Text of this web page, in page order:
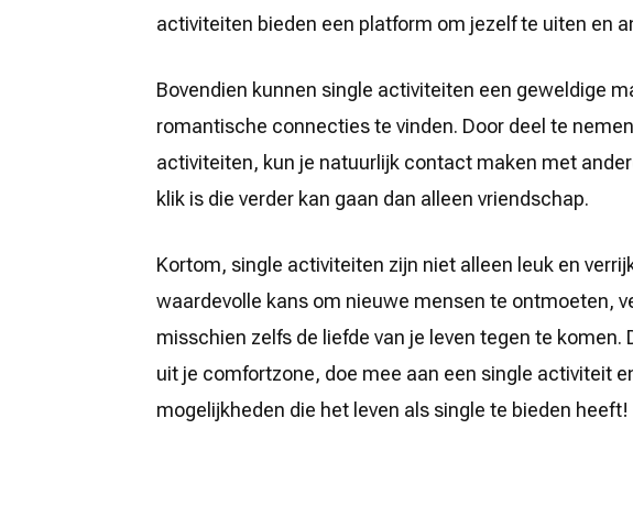
activiteiten bieden een platform om jezelf te uiten en
Bovendien kunnen single activiteiten een geweldige
romantische connecties te vinden. Door deel te
activiteiten, kun je natuurlijk contact maken met
klik is die verder kan gaan dan alleen vriendschap.
Kortom, single activiteiten zijn niet alleen leuk en
waardevolle kans om nieuwe mensen te ontmoeten,
misschien zelfs de liefde van je leven tegen te komen.
uit je comfortzone, doe mee aan een single activiteit
mogelijkheden die het leven als single te bieden heeft!